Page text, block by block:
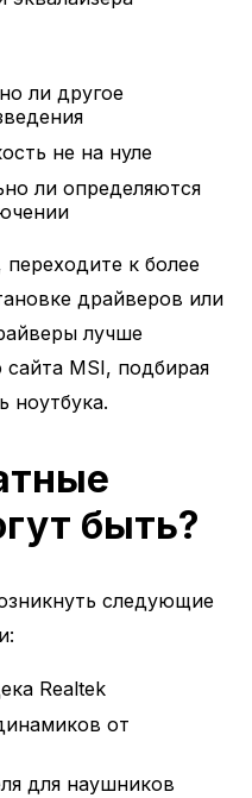
ли другое
не на нуле
ли определяются
к более
драйверов или
лучше
сайта MSI, подбирая
ноутбука.
быть?
следующие
Realtek
от
для наушников